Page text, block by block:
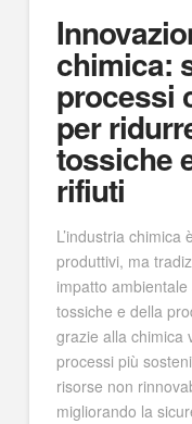
chimica:
processi
per
tossiche
rifiuti
L’industria
produttivi, ma
impatto ambientale
tossiche e della
grazie alla chimica
processi più
risorse non
migliorando la